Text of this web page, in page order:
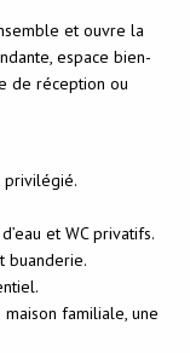
et ouvre la
espace bien-
de réception ou
privilégié.
et WC privatifs.
buanderie.
familiale, une